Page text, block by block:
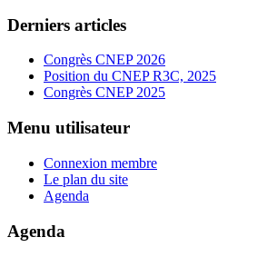
Derniers articles
Congrès CNEP 2026
Position du CNEP R3C, 2025
Congrès CNEP 2025
Menu utilisateur
Connexion membre
Le plan du site
Agenda
Agenda